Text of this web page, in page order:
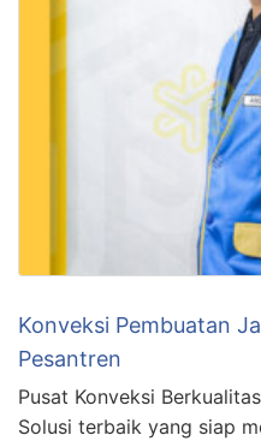
Konveksi Pembuatan
Pesantren
Pusat Konveksi
Solusi terbaik yang siap